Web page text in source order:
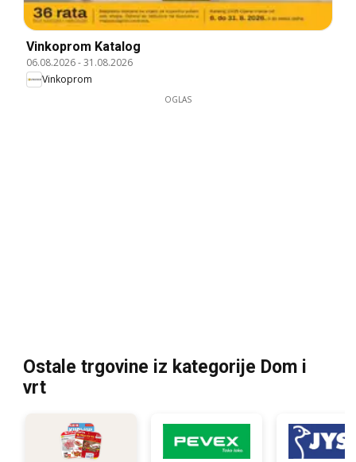
Vinkoprom Katalog
06.08.2026-31.08.2026
Vinkoprom
OGLAS
Ostale trgovine iz kategorije Dom i
vrt